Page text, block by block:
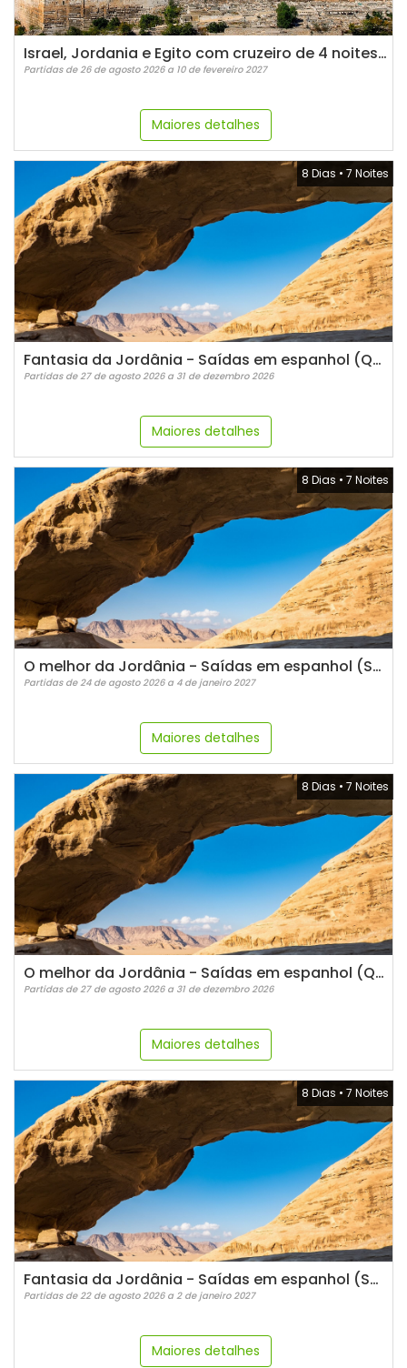
Israel, Jordania e Egito com cruzeiro de 4 noites - 17 noites
Partidas de 26 de agosto 2026 a 10 de fevereiro 2027
Maiores detalhes
8 Dias • 7 Noites
Fantasia da Jordânia - Saídas em espanhol (Quintas)
Partidas de 27 de agosto 2026 a 31 de dezembro 2026
Maiores detalhes
8 Dias • 7 Noites
O melhor da Jordânia - Saídas em espanhol (Segundas)
Partidas de 24 de agosto 2026 a 4 de janeiro 2027
Maiores detalhes
8 Dias • 7 Noites
O melhor da Jordânia - Saídas em espanhol (Quintas)
Partidas de 27 de agosto 2026 a 31 de dezembro 2026
Maiores detalhes
8 Dias • 7 Noites
Fantasia da Jordânia - Saídas em espanhol (Sábados)
Partidas de 22 de agosto 2026 a 2 de janeiro 2027
Maiores detalhes